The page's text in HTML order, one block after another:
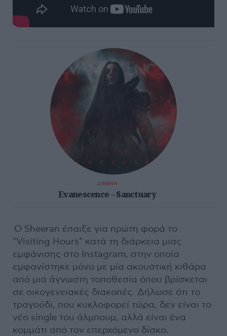
ΔΙΕΘΝΗ
Evanescence – Sanctuary
Ο Sheeran έπαιξε για πρώτη φορά το
"Visiting Hours" κατά τη διάρκεια μιας
εμφάνισης στο Instagram, στην οποία
εμφανίστηκε μόνο με μία ακουστική κιθάρα
από μια άγνωστη τοποθεσία όπου βρίσκεται
σε οικογενειακές διακοπές. Δήλωσε ότι το
τραγούδι, που κυκλοφορεί τώρα, δεν είναι το
νέο single του άλμπουμ, αλλά είναι ένα
κομμάτι από τον επερχόμενο δίσκο.